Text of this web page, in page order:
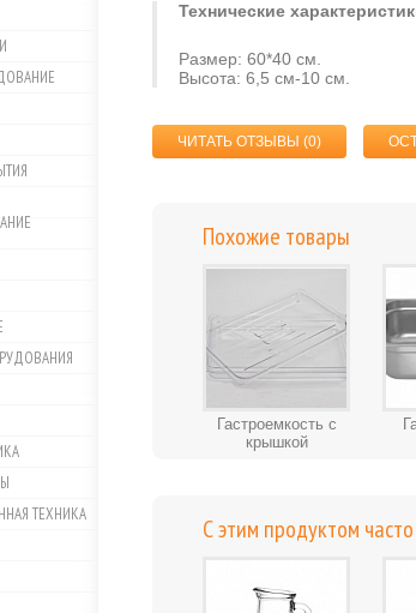
ТЕХНИКА
Технические
Размер: 60*40 см.
Высота: 6,5 см-10 см.
ЧИТАТЬ ОТЗЫВЫ (0)
Похожие товары
Гастроемкость с
крышкой
С этим продуктом